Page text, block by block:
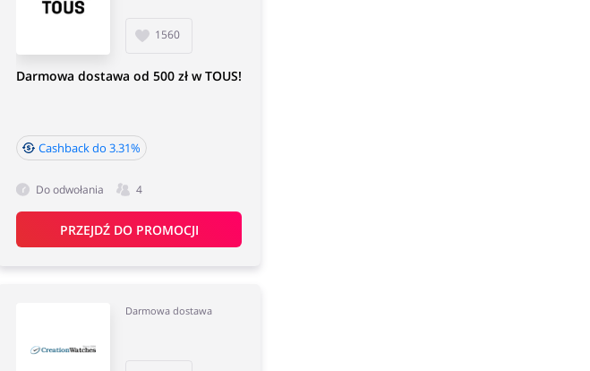
1560
Darmowa dostawa od 500 zł w TOUS!
Cashback do 3.31%
Do odwołania 4
PRZEJDŹ DO PROMOCJI
Darmowa dostawa